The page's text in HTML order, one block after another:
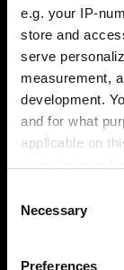
e.g. your IP-
store and
serve
measurement,
development.
and for what
applicable on
the Privacy
Selection
Necessary
Preferences